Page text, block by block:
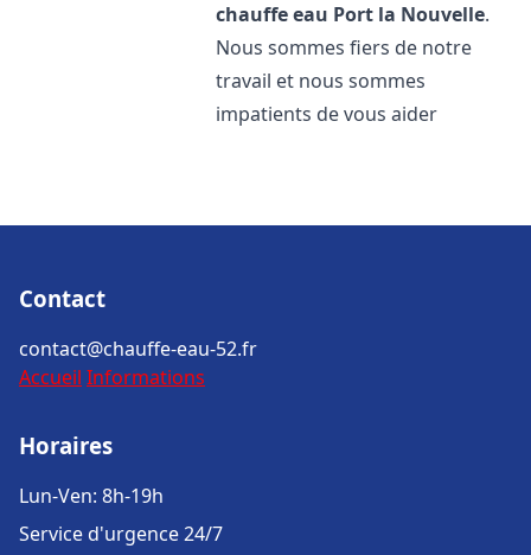
chauffe eau Port la Nouvelle.
Nous sommes fiers de notre
travail et nous sommes
impatients de vous aider
Contact
contact@chauffe-eau-52.fr
Accueil Informations
Horaires
Lun-Ven: 8h-19h
Service d'urgence 24/7